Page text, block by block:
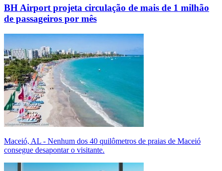
BH Airport projeta circulação de mais de 1 milhão
de passageiros por mês
Maceió, AL - Nenhum dos 40 quilômetros de praias de Maceió
consegue desapontar o visitante.